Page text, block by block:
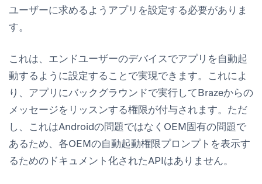
ユーザーに求めるようアプリを設定する必要がありま
す。
これは、エンドユーザーのデバイスでアプリを自動起
動するように設定することで実現できます。これによ
り、アプリにバックグラウンドで実行してBrazeからの
メッセージをリッスンする権限が付与されます。ただ
し、これはAndroidの問題ではなくOEM固有の問題で
あるため、各OEMの自動起動権限プロンプトを表示す
るためのドキュメント化されたAPIはありません。